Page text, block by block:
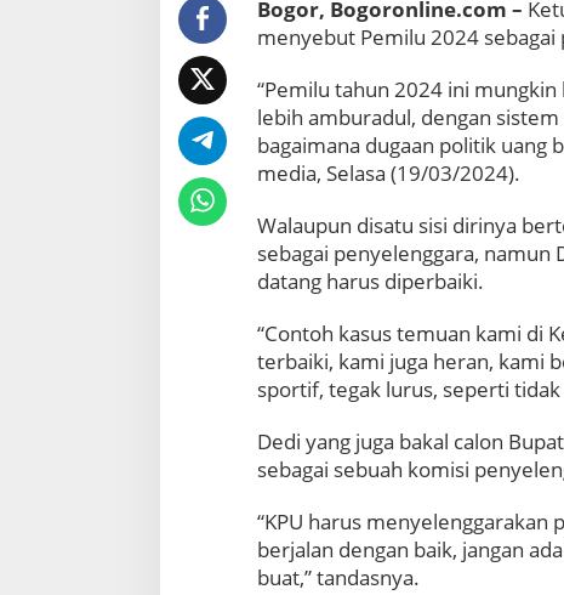
a
p
a
K
e
t
u
P
D
P
S
K
a
b
p
a
e
n
B
o
Bogor, Bogoronline.com –
menyebut Pemilu 2024
“Pemilu tahun 2024 ini
lebih amburadul, dengan
bagaimana dugaan politik uang
media, Selasa (19/03/2024).
Walaupun disatu sisi dirinya
sebagai penyelenggara, namun
datang harus diperbaiki.
“Contoh kasus temuan kami di
terbaiki, kami juga heran, kami
sportif, tegak lurus, seperti
Dedi yang juga bakal calon
sebagai sebuah komisi
“KPU harus menyelenggarakan
berjalan dengan baik, jangan
buat,” tandasnya.